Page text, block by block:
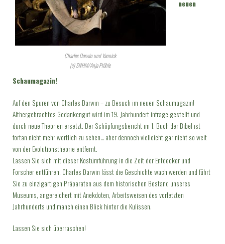
Charles Darwin und Yannick
(c) SNHM/Anja Pröhle
neuen
Schaumagazin!
Auf den Spuren von Charles Darwin – zu Besuch im neuen Schaumagazin!
Althergebrachtes Gedankengut wird im 19. Jahrhundert infrage gestellt und
durch neue Theorien ersetzt. Der Schöpfungsbericht im 1. Buch der Bibel ist
fortan nicht mehr wörtlich zu sehen… aber dennoch vielleicht gar nicht so weit
von der Evolutionstheorie entfernt.
Lassen Sie sich mit dieser Kostümführung in die Zeit der Entdecker und
Forscher entführen. Charles Darwin lässt die Geschichte wach werden und führt
Sie zu einzigartigen Präparaten aus dem historischen Bestand unseres
Museums, angereichert mit Anekdoten, Arbeitsweisen des vorletzten
Jahrhunderts und manch einen Blick hinter die Kulissen.
Lassen Sie sich überraschen!